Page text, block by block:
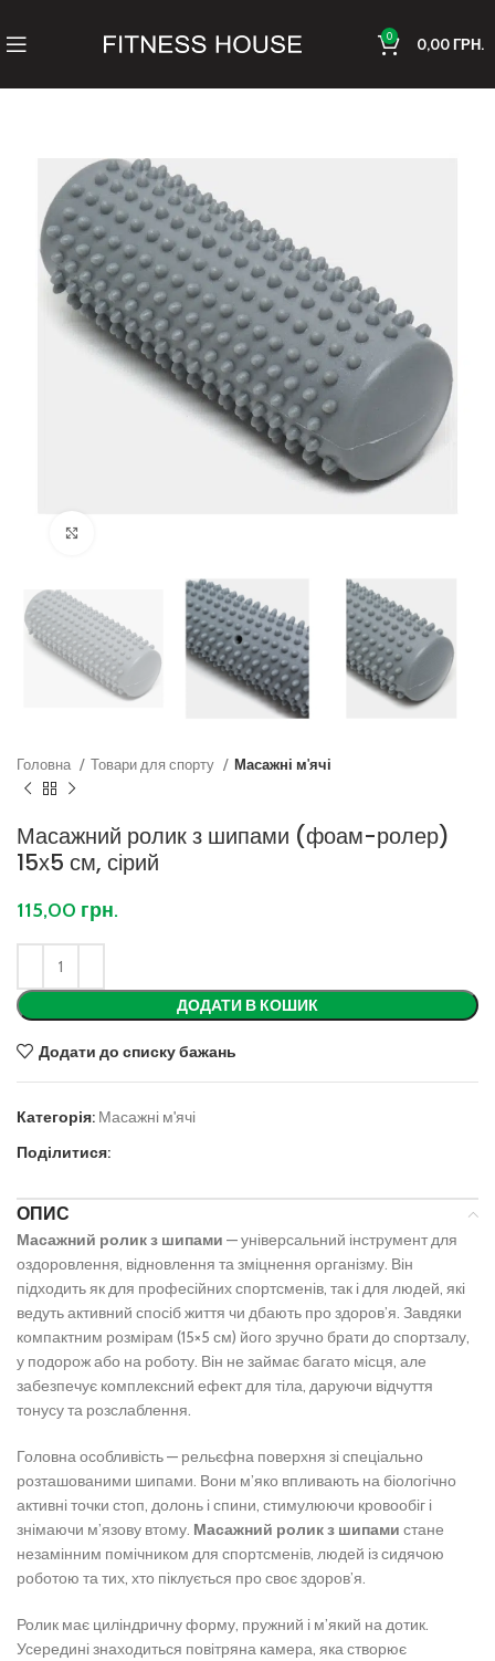
0 0,00ГРН.
Головна Товари для спорту Масажні м'ячі
Масажний ролик з шипами (фоам-ролер)
15х5 см, сірий
115,00 грн.
ДОДАТИ В КОШИК
Додати до списку бажань
Категорія: Масажні м'ячі
Поділитися:
ОПИС
Масажний ролик з шипами — універсальний інструмент для
оздоровлення, відновлення та зміцнення організму. Він
підходить як для професійних спортсменів, так і для людей, які
ведуть активний спосіб життя чи дбають про здоров’я. Завдяки
компактним розмірам (15×5 см) його зручно брати до спортзалу,
у подорож або на роботу. Він не займає багато місця, але
забезпечує комплексний ефект для тіла, даруючи відчуття
тонусу та розслаблення.
Головна особливість — рельєфна поверхня зі спеціально
розташованими шипами. Вони м’яко впливають на біологічно
активні точки стоп, долонь і спини, стимулюючи кровообіг і
знімаючи м’язову втому. Масажний ролик з шипами стане
незамінним помічником для спортсменів, людей із сидячою
роботою та тих, хто піклується про своє здоров’я.
Ролик має циліндричну форму, пружний і м’який на дотик.
Усередині знаходиться повітряна камера, яка створює